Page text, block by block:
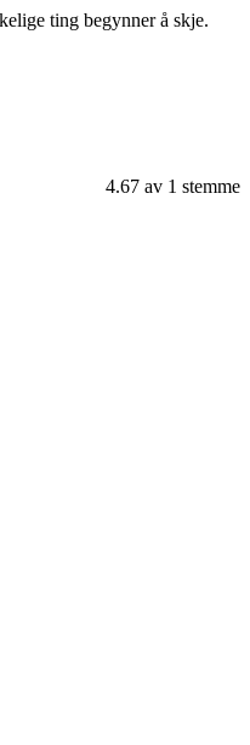
ting begynner å skje.
4.67 av 1 stemme